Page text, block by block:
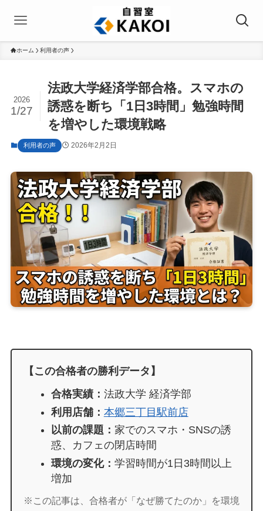
ホーム 利用者の声
法政大学経済学部合格。スマホの
誘惑を断ち「1日3時間」勉強時間
を増やした環境戦略
2026
1/27
利用者の声 2026年2月2日
【この合格者の勝利データ】
合格実績： 法政大学 経済学部
利用店舗： 本郷三丁目駅前店
以前の課題： 家でのスマホ・SNSの誘
惑、カフェの閉店時間
環境の変化： 学習時間が1日3時間以上
増加
※この記事は、合格者が「なぜ勝てたのか」を環境